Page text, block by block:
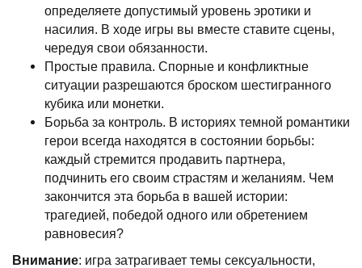
определяете допустимый уровень эротики и
насилия. В ходе игры вы вместе ставите сцены,
чередуя свои обязанности.
Простые правила. Спорные и конфликтные
ситуации разрешаются броском шестигранного
кубика или монетки.
Борьба за контроль. В историях темной романтики
герои всегда находятся в состоянии борьбы:
каждый стремится продавить партнера,
подчинить его своим страстям и желаниям. Чем
закончится эта борьба в вашей истории:
трагедией, победой одного или обретением
равновесия?
Внимание: игра затрагивает темы сексуальности,